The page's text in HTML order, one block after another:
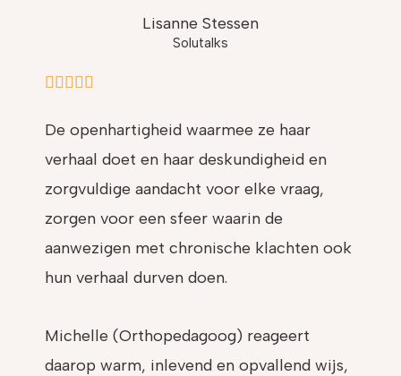
Lisanne Stessen
Solutalks
    
De openhartigheid waarmee ze haar
verhaal doet en haar deskundigheid en
zorgvuldige aandacht voor elke vraag,
zorgen voor een sfeer waarin de
aanwezigen met chronische klachten ook
hun verhaal durven doen.
Michelle (Orthopedagoog) reageert
daarop warm, inlevend en opvallend wijs,